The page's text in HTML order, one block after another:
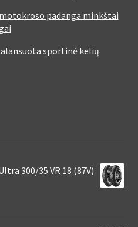
padanga minkštai
sportinė kelių
300/35 VR 18 (87V)